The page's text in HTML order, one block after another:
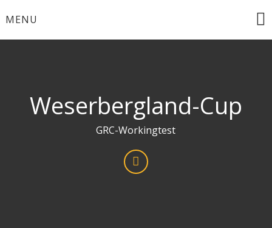
toMENU
Weserbergland-Cup
GRC-Workingtest